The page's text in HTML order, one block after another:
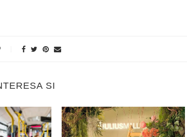
SI